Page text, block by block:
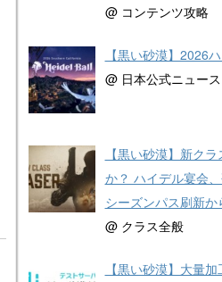
@ コンテンツ攻略
【黒い砂漠】2026
@ 日本公式ニュース
【黒い砂漠】新ク
か？ ハイデル宴会、
シーズンパス刷新か
@ クラス全般
【黒い砂漠】大量